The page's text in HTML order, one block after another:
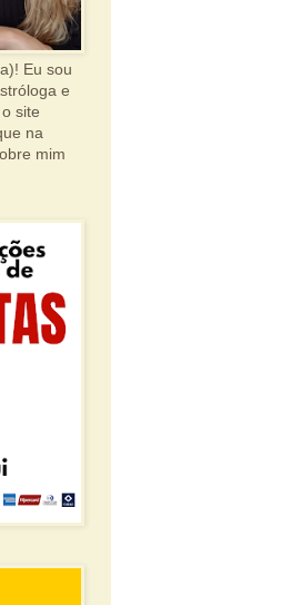
Eu sou
e
site
na
mim